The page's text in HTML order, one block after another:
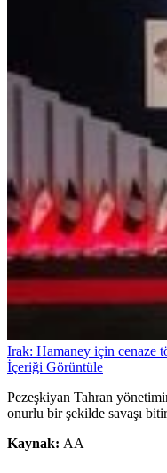
Irak: Hamaney için cenaze
İçeriği Görüntüle
Pezeşkiyan Tahran
onurlu bir şekilde savaşı
Kaynak: AA